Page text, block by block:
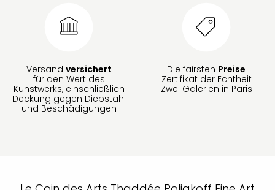
Versand versichert
für den Wert des
Kunstwerks, einschließlich
Deckung gegen Diebstahl
und Beschädigungen
Die fairsten Preise
Zertifikat der Echtheit
Zwei Galerien in Paris